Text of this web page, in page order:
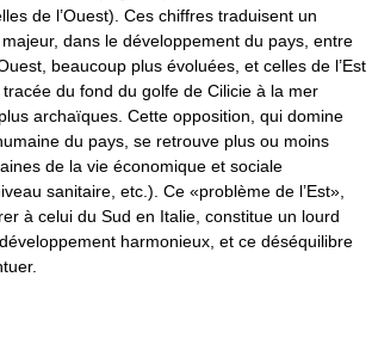
de l’Ouest). Ces chiffres traduisent un
dans le développement du pays, entre
beaucoup plus évoluées, et celles de l’Est
tracée du fond du golfe de Cilicie à la mer
archaïques. Cette opposition, qui domine
du pays, se retrouve plus ou moins
de la vie économique et sociale
sanitaire, etc.). Ce «problème de l’Est»,
à celui du Sud en Italie, constitue un lourd
harmonieux, et ce déséquilibre